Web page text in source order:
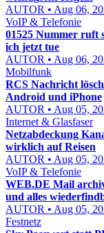
AUTOR • Aug 06,
VoIP & Telefonie
01525 Nummer ruft
ich jetzt tue
AUTOR • Aug 06,
Mobilfunk
RCS Nachricht
Android und iPhone
AUTOR • Aug 05,
Internet & Glasfaser
Netzabdeckung
wirklich auf Reisen
AUTOR • Aug 05,
VoIP & Telefonie
WEB.DE Mail
und alles
AUTOR • Aug 05,
Festnetz